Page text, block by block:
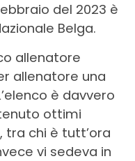
del 2023 è
Belga.
allenatore
allenatore una
è davvero
ottimi
tra chi è tutt’ora
vi sedeva in